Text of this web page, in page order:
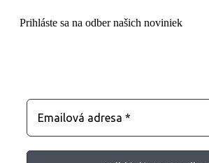
Prihláste sa na odber našich noviniek